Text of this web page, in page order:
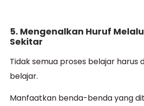
5. Mengenalkan Huruf
Sekitar
Tidak semua proses belajar harus
belajar.
Manfaatkan benda-benda yang